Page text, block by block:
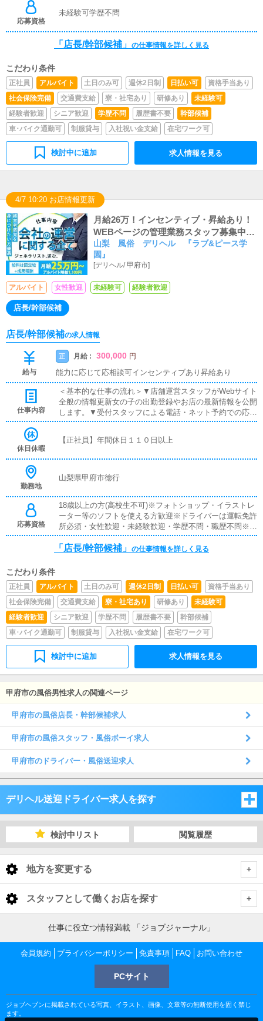
応募資格
未経験可学歴不問
「店長/幹部候補」 の仕事情報を詳しく見る
こだわり条件
正社員 アルバイト 土日のみ可 週休2日制 日払い可
資格手当あり
社会保険完備
交通費支給 寮・社宅あり 研修あり
未経験可
経験者歓迎
シニア歓迎 学歴不問 履歴書不要
幹部候補
車･バイク通勤可
制服貸与 入社祝い金支給 在宅ワーク可
検討中に追加 求人情報を見る
4/7 10:20 お店情報更新
月給26万！インセンティブ・昇給あり！
WEBページの管理業務スタッフ募集中で
す！
山梨 風俗 デリヘル 『ラブ&ピース学
園』
[デリヘル/甲府市]
アルバイト 女性歓迎 未経験可 経験者歓迎
店長/幹部候補
店長/幹部候補の求人情報
給与
正 月給 : 300,000 円
能力に応じて応相談可インセンティブあり昇給あり
仕事内容
＜基本的な仕事の流れ＞▼店舗運営スタッフがWebサイト
全般の情報更新女の子の出勤登録やお店の最新情報を公開
します。▼受付スタッフによる電話・ネット予約での応対
お客様からの問い合わせやご予約を確認します。▼ドライ
で安全に送り届けて頂きます。▼寮・待機場の清掃女の子
デザイナーやフォトグラファーに発注依頼を行います。
休日休暇
【正社員】年間休日１１０日以上
勤務地
山梨県甲府市徳行
応募資格
18歳以上の方(高校生不可)※フォトショップ・イラストレ
ーター等のソフトを使える方歓迎※ドライバーは運転免許
所必須・女性歓迎・未経験歓迎・学歴不問・職歴不問※18
歳未満（高校生を含む）の応募はお断りします。
「店長/幹部候補」 の仕事情報を詳しく見る
こだわり条件
正社員 アルバイト 土日のみ可 週休2日制 日払い可
資格手当あり
社会保険完備
交通費支給 寮・社宅あり 研修あり
未経験可
経験者歓迎
シニア歓迎 学歴不問 履歴書不要
幹部候補
車･バイク通勤可
制服貸与 入社祝い金支給 在宅ワーク可
検討中に追加 求人情報を見る
甲府市の風俗男性求人の関連ページ
甲府市の風俗店長・幹部候補求人
甲府市の風俗スタッフ・風俗ボーイ求人
甲府市のドライバー・風俗送迎求人
デリヘル送迎ドライバー求人を探す
新潟県
下越 デリヘル送迎ドライバー
新潟市 デリヘル送迎ドライバー
中越
中越 デリヘル送迎ドライバー
三条市 デリヘル送迎ドライバー
上越 デリヘル送迎ドライバー
長野・千曲・須坂・中野
長野・千曲・須坂・中野 デリヘル送迎ドライバー
長野市 デリヘル送迎ドライバー
松本・塩尻・安曇野 デリヘル送迎ドライバー
上田・佐久・東御・小諸・軽井沢
山梨県 デリヘル送迎ドライバー
甲府・昭和・甲斐 デリヘル送迎ドライバー
笛吹・一宮御坂
検討中リスト 閲覧履歴
地方を変更する
< 全国トップ
北海道 男性高収入
東北 男性高収入
南関東 男性高収入
甲信越 男性高収入
北関東 男性高収入
スタッフとして働くお店を探す
新潟県
新潟 男性高収入
長野県
松本 男性高収入
富山県
仕事に役立つ情報満載 「ジョブジャーナル」
会員規約 プライバシーポリシー 免責事項 FAQ お問い合わせ
PCサイト
ジョブヘブンに掲載されている写真、イラスト、画像、文章等の無断使用を固く禁じ
ます。